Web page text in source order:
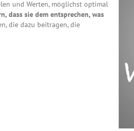
und Werten, möglichst optimal
dass sie dem entsprechen, was
die dazu beitragen, die